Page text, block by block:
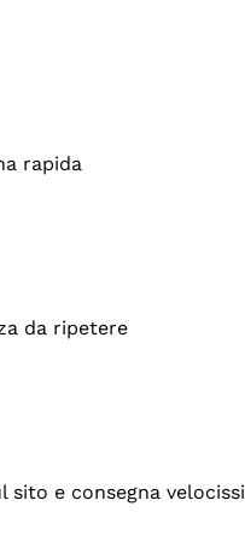
rapida
da ripetere
e consegna